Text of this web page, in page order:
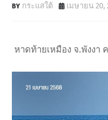
กระแสใต้ เมษายน 20,
หาดท้ายเหมือง จ.พังงา